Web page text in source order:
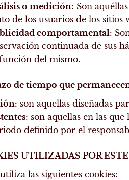
o medición: Son
de los usuarios de los sitios
comportamental:
continuada de sus
del mismo.
de tiempo que
son aquellas diseñadas
: son aquellas en las
definido por el
UTILIZADAS POR
las siguientes cookies: